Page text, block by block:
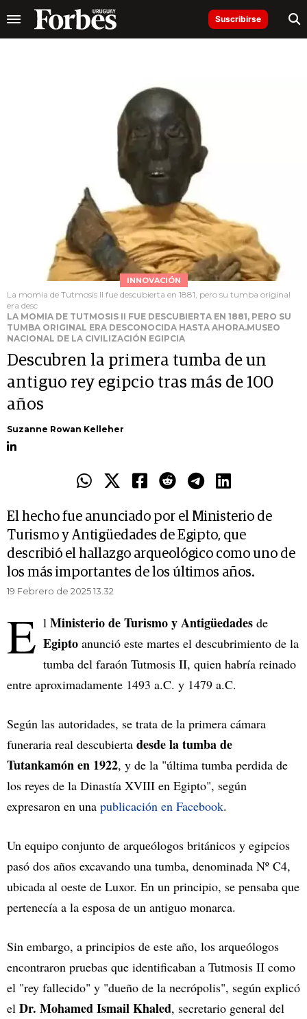
Suscribirse
INNOVACIÓN
La momia de Tutmosis II fue descubierta en 1881, pero su tumba original
era desc
LA MOMIA DE TUTMOSIS II FUE DESCUBIERTA EN 1881, PERO SU
TUMBA ORIGINAL ERA DESCONOCIDA HASTA AHORA.MUSEO
NACIONAL DE LA CIVILIZACIÓN EGIPCIA
Descubren la primera tumba de un
antiguo rey egipcio tras más de 100
años
Suzanne Rowan Kelleher
El hecho fue anunciado por el Ministerio de
Turismo y Antigüedades de Egipto, que
describió el hallazgo arqueológico como uno de
los más importantes de los últimos años.
19 Febrero de 2025 13.32
E l Ministerio de Turismo y Antigüedades de
Egipto anunció este martes el descubrimiento de la
tumba del faraón Tutmosis II, quien habría reinado
entre aproximadamente 1493 a.C. y 1479 a.C.
Según las autoridades, se trata de la primera cámara
funeraria real descubierta desde la tumba de
Tutankamón en 1922, y de la "última tumba perdida de
los reyes de la Dinastía XVIII en Egipto", según
expresaron en una publicación en Facebook.
Un equipo conjunto de arqueólogos británicos y egipcios
pasó dos años excavando una tumba, denominada Nº C4,
ubicada al oeste de Luxor. En un principio, se pensaba que
pertenecía a la esposa de un antiguo monarca.
Sin embargo, a principios de este año, los arqueólogos
encontraron pruebas que identificaban a Tutmosis II como
el "rey fallecido" y "dueño de la necrópolis", según explicó
el Dr. Mohamed Ismail Khaled, secretario general del